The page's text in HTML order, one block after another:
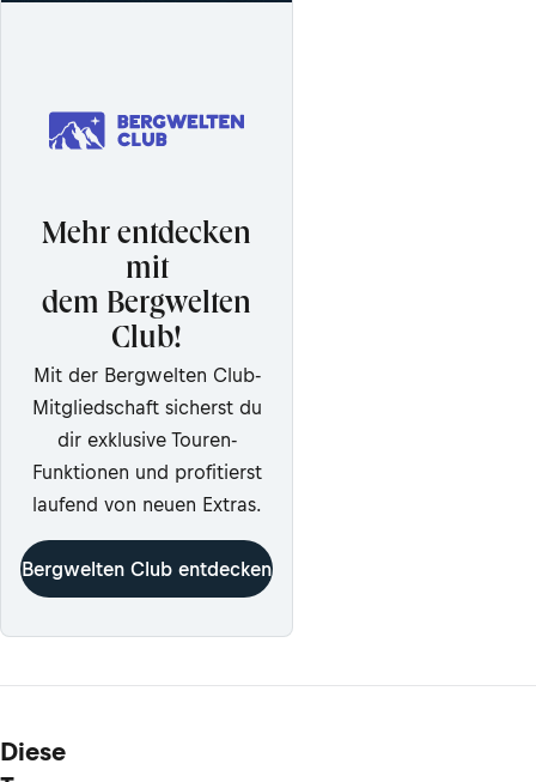
Mehr entdecken
mit
dem Bergwelten
Club!
Mit der Bergwelten Club-
Mitgliedschaft sicherst du
dir exklusive Touren-
Funktionen und profitierst
laufend von neuen Extras.
Bergwelten Club entdecken
Diese